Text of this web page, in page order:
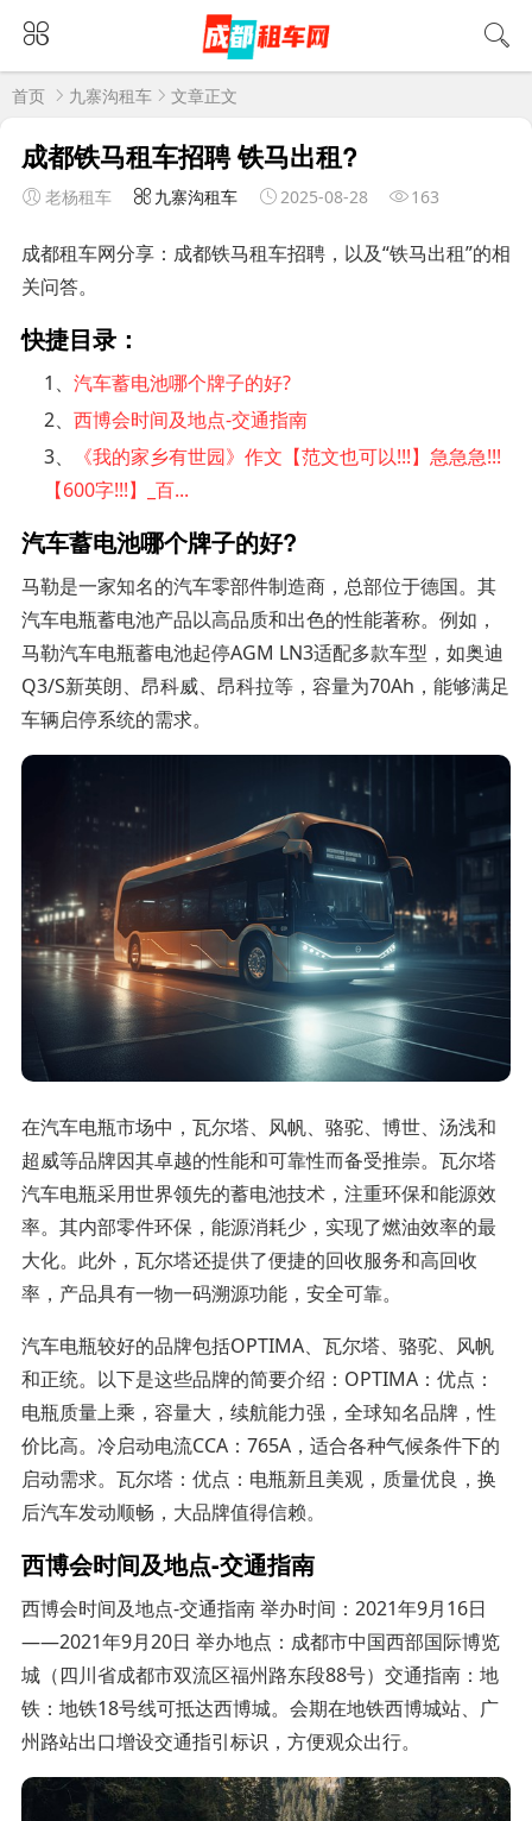
首页 九寨沟租车 文章正文
成都铁马租车招聘 铁马出租?
老杨租车 九寨沟租车 2025-08-28 163
成都租车网分享：成都铁马租车招聘，以及“铁马出租”的相
关问答。
快捷目录：
1、汽车蓄电池哪个牌子的好?
2、西博会时间及地点-交通指南
3、
《我的家乡有世园》作文【范文也可以!!!】急急急!!!
【600字!!!】_百...
汽车蓄电池哪个牌子的好?
马勒是一家知名的汽车零部件制造商，总部位于德国。其
汽车电瓶蓄电池产品以高品质和出色的性能著称。例如，
马勒汽车电瓶蓄电池起停AGM LN3适配多款车型，如奥迪
Q3/S新英朗、昂科威、昂科拉等，容量为70Ah，能够满足
车辆启停系统的需求。
在汽车电瓶市场中，瓦尔塔、风帆、骆驼、博世、汤浅和
超威等品牌因其卓越的性能和可靠性而备受推崇。瓦尔塔
汽车电瓶采用世界领先的蓄电池技术，注重环保和能源效
率。其内部零件环保，能源消耗少，实现了燃油效率的最
大化。此外，瓦尔塔还提供了便捷的回收服务和高回收
率，产品具有一物一码溯源功能，安全可靠。
汽车电瓶较好的品牌包括OPTIMA、瓦尔塔、骆驼、风帆
和正统。以下是这些品牌的简要介绍：OPTIMA：优点：
电瓶质量上乘，容量大，续航能力强，全球知名品牌，性
价比高。冷启动电流CCA：765A，适合各种气候条件下的
启动需求。瓦尔塔：优点：电瓶新且美观，质量优良，换
后汽车发动顺畅，大品牌值得信赖。
西博会时间及地点-交通指南
西博会时间及地点-交通指南 举办时间：2021年9月16日
——2021年9月20日 举办地点：成都市中国西部国际博览
城（四川省成都市双流区福州路东段88号）交通指南：地
铁：地铁18号线可抵达西博城。会期在地铁西博城站、广
州路站出口增设交通指引标识，方便观众出行。